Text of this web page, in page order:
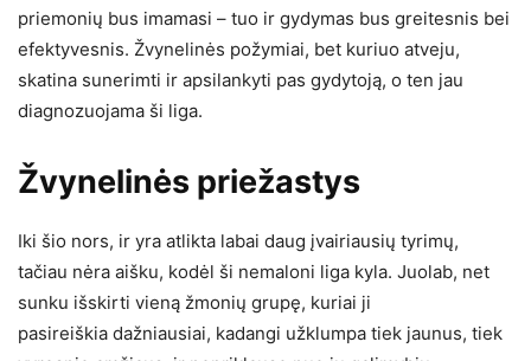
priemonių bus imamasi – tuo ir gydymas bus greitesnis bei
efektyvesnis. Žvynelinės požymiai, bet kuriuo atveju,
skatina sunerimti ir apsilankyti pas gydytoją, o ten jau
diagnozuojama ši liga.
Žvynelinės priežastys
Iki šio nors, ir yra atlikta labai daug įvairiausių tyrimų,
tačiau nėra aišku, kodėl ši nemaloni liga kyla. Juolab, net
sunku išskirti vieną žmonių grupę, kuriai ji
pasireiškia dažniausiai, kadangi užklumpa tiek jaunus, tiek